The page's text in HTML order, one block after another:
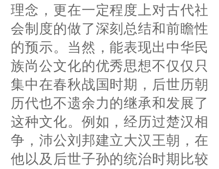
理念，更在一定程度上对古代社
会制度的做了深刻总结和前瞻性
的预示。当然，能表现出中华民
族尚公文化的优秀思想不仅仅只
集中在春秋战国时期，后世历朝
历代也不遗余力的继承和发展了
这种文化。例如，经历过楚汉相
争，沛公刘邦建立大汉王朝，在
他以及后世子孙的统治时期比较